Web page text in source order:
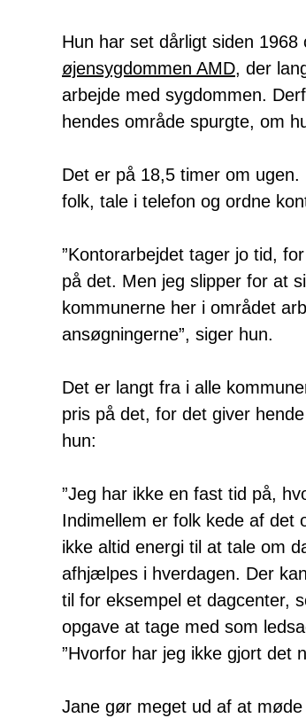
Hun har set dårligt siden
øjensygdommen AMD, der
arbejde med sygdommen.
hendes område spurgte, om
Det er på 18,5 timer om
folk, tale i telefon og ordne
”Kontorarbejdet tager jo tid,
på det. Men jeg slipper for at
kommunerne her i området
ansøgningerne”, siger hun.
Det er langt fra i alle
pris på det, for det giver
hun:
”Jeg har ikke en fast tid på,
Indimellem er folk kede af det
ikke altid energi til at tale om
afhjælpes i hverdagen. Der
til for eksempel et dagcenter,
opgave at tage med som
”Hvorfor har jeg ikke gjort det
Jane gør meget ud af at